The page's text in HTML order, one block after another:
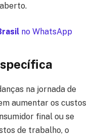
no WhatsApp
na jornada de
aumentar os custos
final ou se
de trabalho, o